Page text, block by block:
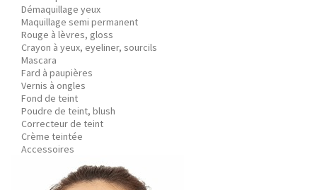
Démaquillage yeux
Maquillage semi permanent
Rouge à lèvres, gloss
Crayon à yeux, eyeliner, sourcils
Mascara
Fard à paupières
Vernis à ongles
Fond de teint
Poudre de teint, blush
Correcteur de teint
Crème teintée
Accessoires